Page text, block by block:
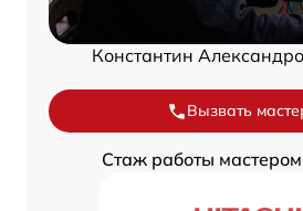
Константин
Вызвать
Стаж работы